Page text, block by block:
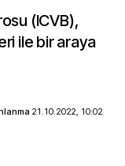
(ICVB),
ile bir araya
21.10.2022, 10:02